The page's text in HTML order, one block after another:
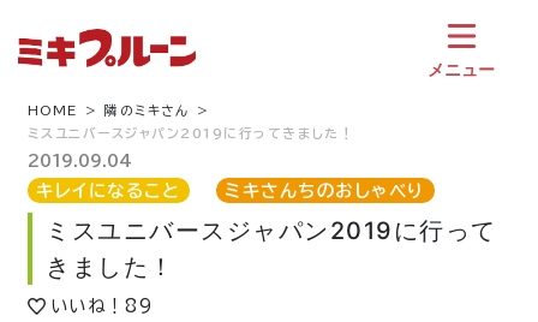
メニュー
HOME
隣のミキさん
ミスユニバースジャパン2019に行ってきました！
2019.09.04
キレイになること ミキさんちのおしゃべり
ミスユニバースジャパン2019に行って
きました！
いいね！ 89